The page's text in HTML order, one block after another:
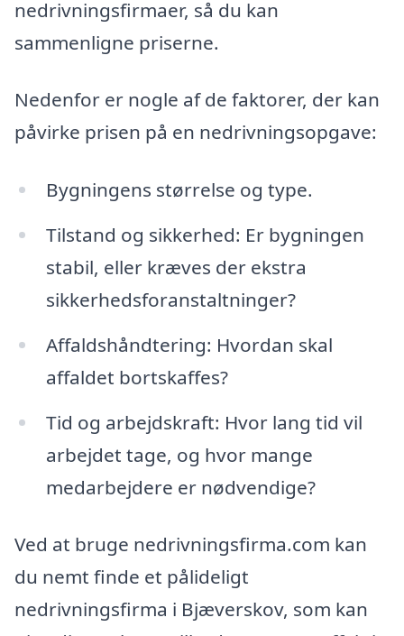
nedrivningsfirmaer, så du kan
sammenligne priserne.
Nedenfor er nogle af de faktorer, der kan
påvirke prisen på en nedrivningsopgave:
Bygningens størrelse og type.
Tilstand og sikkerhed: Er bygningen
stabil, eller kræves der ekstra
sikkerhedsforanstaltninger?
Affaldshåndtering: Hvordan skal
affaldet bortskaffes?
Tid og arbejdskraft: Hvor lang tid vil
arbejdet tage, og hvor mange
medarbejdere er nødvendige?
Ved at bruge nedrivningsfirma.com kan
du nemt finde et pålideligt
nedrivningsfirma i Bjæverskov, som kan